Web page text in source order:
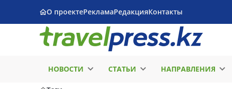
О проектеРекламаРедакцияКонтакты
НОВОСТИ СТАТЬИ НАПРАВЛЕНИЯ